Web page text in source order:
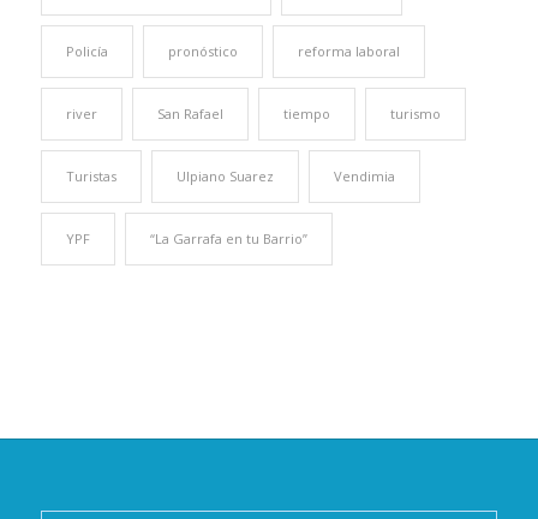
Policía pronóstico reforma laboral
river San Rafael tiempo turismo
Turistas Ulpiano Suarez Vendimia
YPF “La Garrafa en tu Barrio”